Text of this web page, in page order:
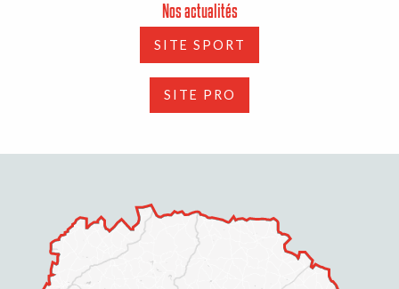
Nos actualités
SITE SPORT
SITE PRO